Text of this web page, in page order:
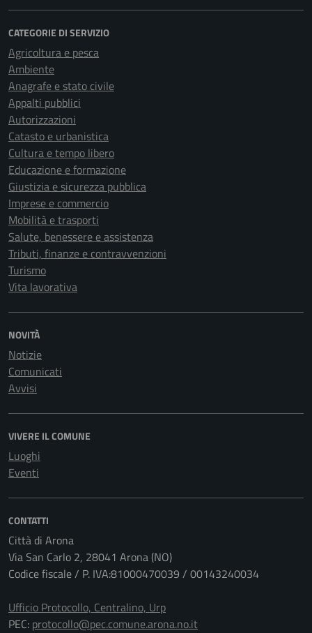
CATEGORIE DI SERVIZIO
Agricoltura e pesca
Ambiente
Anagrafe e stato civile
Appalti pubblici
Autorizzazioni
Catasto e urbanistica
Cultura e tempo libero
Educazione e formazione
Giustizia e sicurezza pubblica
Imprese e commercio
Mobilità e trasporti
Salute, benessere e assistenza
Tributi, finanze e contravvenzioni
Turismo
Vita lavorativa
NOVITÀ
Notizie
Comunicati
Avvisi
VIVERE IL COMUNE
Luoghi
Eventi
CONTATTI
Città di Arona
Via San Carlo 2, 28041 Arona (NO)
Codice fiscale / P. IVA:81000470039 / 00143240034
Ufficio Protocollo, Centralino, Urp
PEC: protocollo@pec.comune.arona.no.it